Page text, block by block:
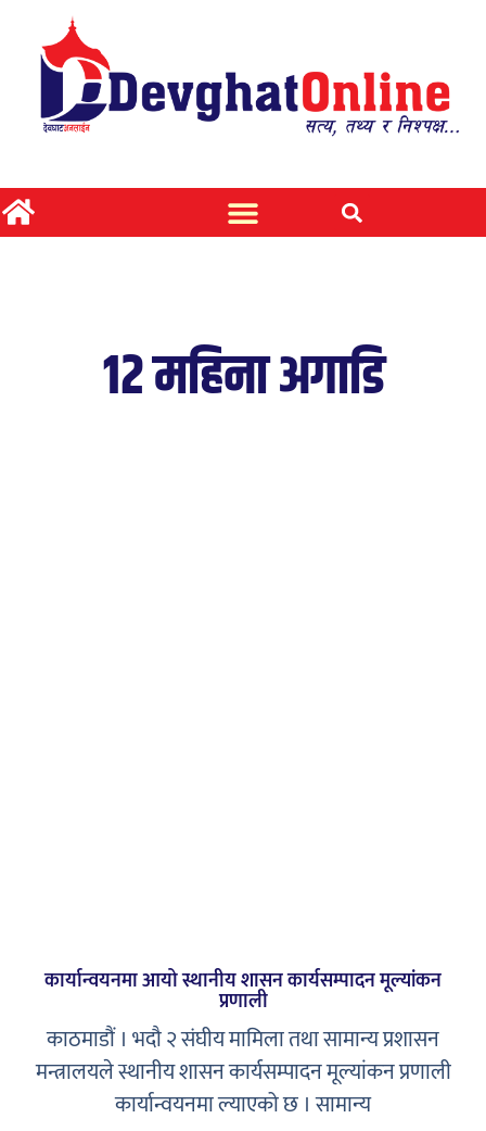
१२ महिना अगाडि
कार्यान्वयनमा आयो स्थानीय शासन कार्यसम्पादन मूल्यांकन
प्रणाली
काठमाडौं । भदौ २ संघीय मामिला तथा सामान्य प्रशासन
मन्त्रालयले स्थानीय शासन कार्यसम्पादन मूल्यांकन प्रणाली
कार्यान्वयनमा ल्याएको छ । सामान्य